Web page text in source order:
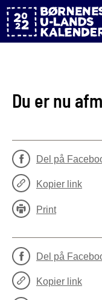
Du er nu
Del på
Kopier link
Print
Del på
Kopier link